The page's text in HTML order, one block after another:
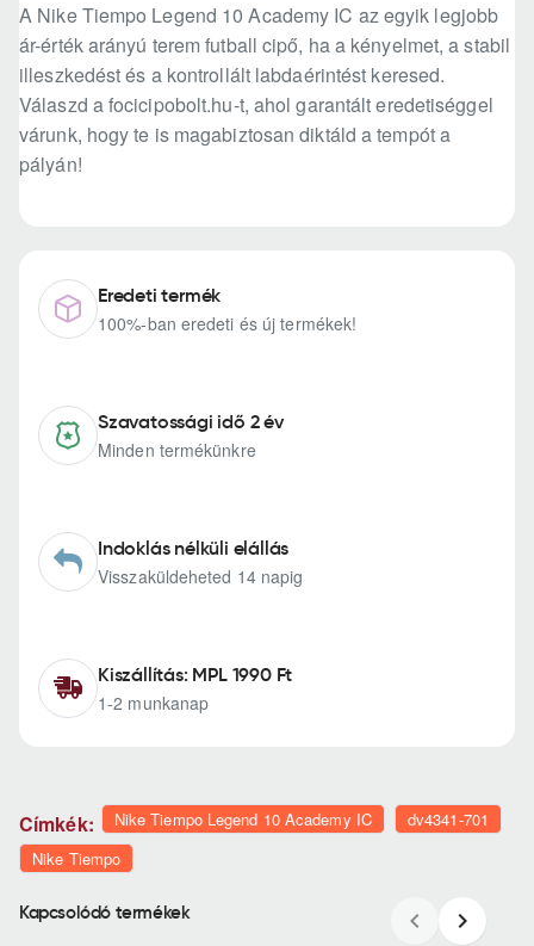
A Nike Tiempo Legend 10 Academy IC az egyik legjobb
ár-érték arányú terem futball cipő, ha a kényelmet, a stabil
illeszkedést és a kontrollált labdaérintést keresed.
Válaszd a focicipobolt.hu-t, ahol garantált eredetiséggel
várunk, hogy te is magabiztosan diktáld a tempót a
pályán!
Eredeti termék
100%-ban eredeti és új termékek!
Szavatossági idő 2 év
Minden termékünkre
Indoklás nélküli elállás
Visszaküldeheted 14 napig
Kiszállítás: MPL 1990 Ft
1-2 munkanap
Címkék: Nike Tiempo Legend 10 Academy IC
dv4341-701
Nike Tiempo
Kapcsolódó termékek